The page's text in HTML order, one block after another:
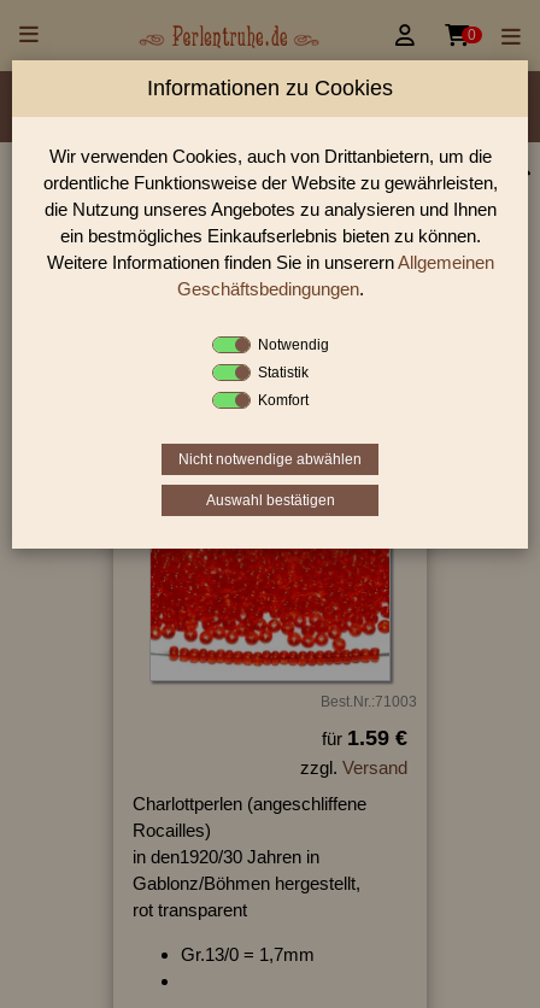
 0
Material/Glassorte Sorte/Form
Farbe
Rocailles Größen
Perlen Shop für antike Glasperlen Charlottperlen
In unserem Perlen Shop finden sie zahlreich antike Glasperlen
Charlottperlen und viele weiter Glasperlen.
Sie befinden sich in folgender Kategorie:
antike Glasperlen antike Charlottperlen
Best.Nr.:71003
für 1.59 €
zzgl. Versand
Charlottperlen (angeschliffene
Rocailles)
in den1920/30 Jahren in
Gablonz/Böhmen hergestellt,
rot transparent
Gr.13/0 = 1,7mm
Informationen zu Cookies
Wir verwenden Cookies, auch von Drittanbietern, um die
ordentliche Funktionsweise der Website zu gewährleisten,
die Nutzung unseres Angebotes zu analysieren und Ihnen
ein bestmögliches Einkaufserlebnis bieten zu können.
Weitere Informationen finden Sie in unserernAllgemeinen
Geschäftsbedingungen.
Notwendig
Statistik
Komfort
Nicht notwendige abwählen
Auswahl bestätigen